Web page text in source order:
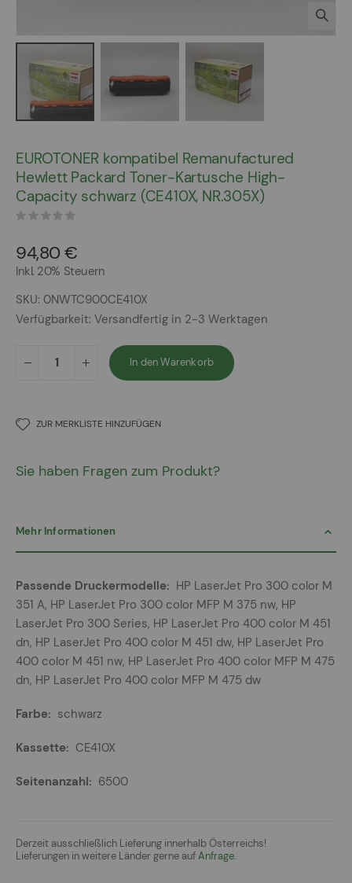
der
Bildergalerie
springen
EUROTONER kompatibel Remanufactured
Hewlett Packard Toner-Kartusche High-
Capacity schwarz (CE410X, NR.305X)
94,80 €
Inkl. 20% Steuern
SKU 0NWTC900CE410X
Verfügbarkeit: Versandfertig in 2-3 Werktagen
In den Warenkorb
ZUR MERKLISTE HINZUFÜGEN
Sie haben Fragen zum Produkt?
Mehr Informationen
Mehr
Informationen
HP LaserJet Pro 300 color M
351 A, HP LaserJet Pro 300 color MFP M 375 nw, HP
LaserJet Pro 300 Series, HP LaserJet Pro 400 color M 451
dn, HP LaserJet Pro 400 color M 451 dw, HP LaserJet Pro
400 color M 451 nw, HP LaserJet Pro 400 color MFP M 475
dn, HP LaserJet Pro 400 color MFP M 475 dw
schwarz
CE410X
6500
Derzeit ausschließlich Lieferung innerhalb Österreichs!
Lieferungen in weitere Länder gerne aufAnfrage.